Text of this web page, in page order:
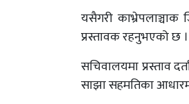
यसैगरी
प्रस्तावक रहनुभएको छ
सचिवालयमा प्रस्ताव
साझा सहमतिका